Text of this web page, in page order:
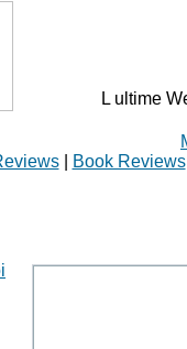
L ultime
| Book Reviews